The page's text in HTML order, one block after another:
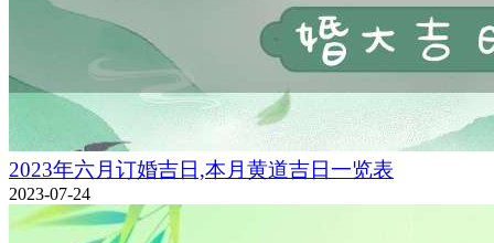
2023年六月订婚吉日,本月黄道吉日一览表
2023-07-24